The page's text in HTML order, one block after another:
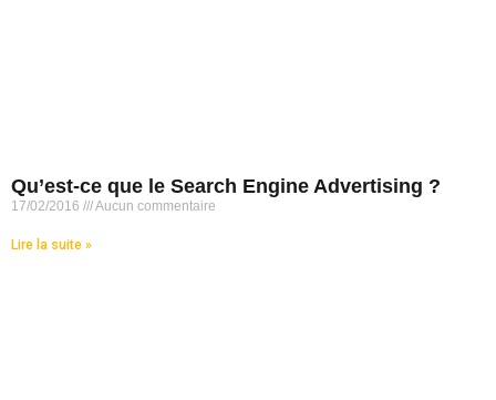
Qu’est-ce que le Search Engine Advertising ?
17/02/2016 Aucun commentaire
Lire la suite »